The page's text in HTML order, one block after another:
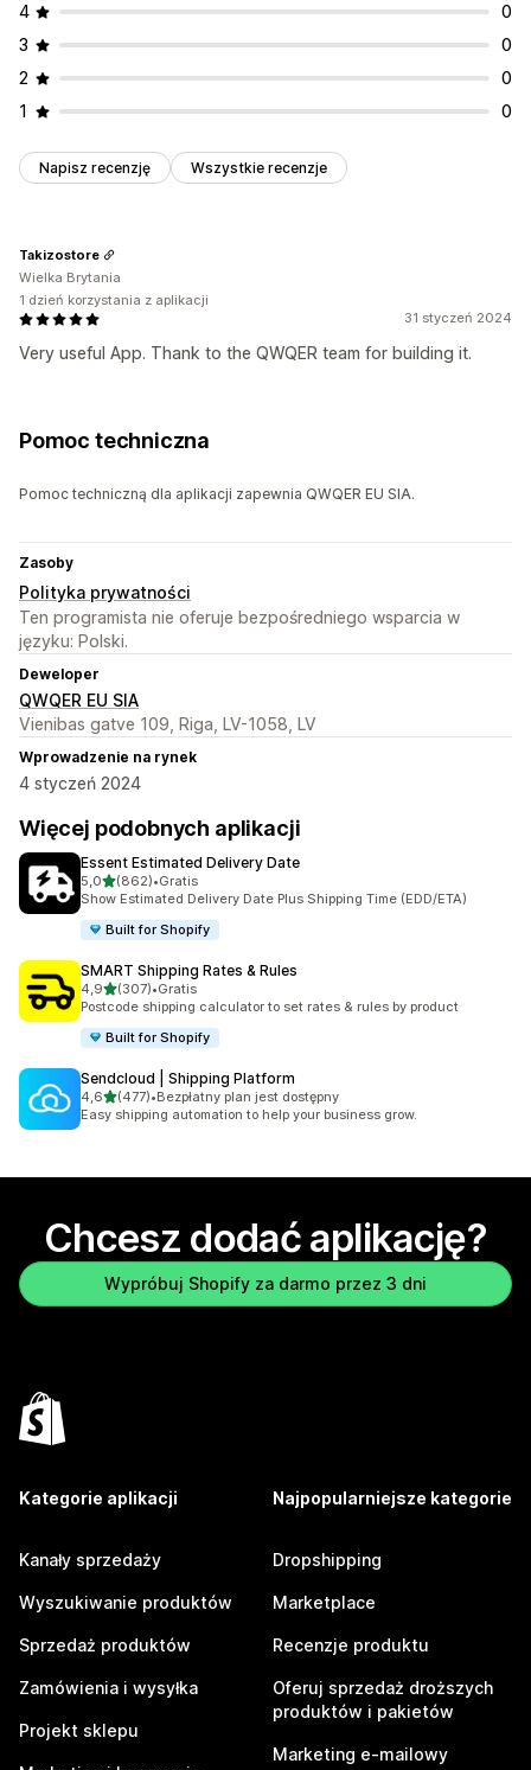
4
0
3
0
2
0
1
0
Napisz recenzję Wszystkie recenzje
31 styczeń 2024
Very useful App. Thank to the QWQER team for building it.
Takizostore
Wielka Brytania
1 dzień korzystania z aplikacji
Pomoc techniczna
Pomoc techniczną dla aplikacji zapewnia QWQER EU SIA.
Zasoby
Polityka prywatności
Ten programista nie oferuje bezpośredniego wsparcia w
języku: Polski.
Deweloper
QWQER EU SIA
Vienibas gatve 109, Riga, LV-1058, LV
Wprowadzenie na rynek
4 styczeń 2024
Więcej podobnych aplikacji
Essent Estimated Delivery Date
5,0na 5 gwiazdek
(862)
Łączna liczba recenzji: 862
•Gratis
Show Estimated Delivery Date Plus Shipping Time (EDD/ETA)
Built for Shopify
SMART Shipping Rates & Rules
4,9na 5 gwiazdek
(307)
Łączna liczba recenzji: 307
•Gratis
Postcode shipping calculator to set rates & rules by product
Built for Shopify
Sendcloud | Shipping Platform
4,6na 5 gwiazdek
(477)
Łączna liczba recenzji: 477
•Bezpłatny plan jest dostępny
Easy shipping automation to help your business grow.
Chcesz dodać aplikację?
Wypróbuj Shopify za darmo przez 3 dni
Kategorie aplikacji
Kanały sprzedaży
Wyszukiwanie produktów
Sprzedaż produktów
Zamówienia i wysyłka
Projekt sklepu
Najpopularniejsze kategorie
Dropshipping
Marketplace
Recenzje produktu
Oferuj sprzedaż droższych
produktów i pakietów
Marketing e-mailowy